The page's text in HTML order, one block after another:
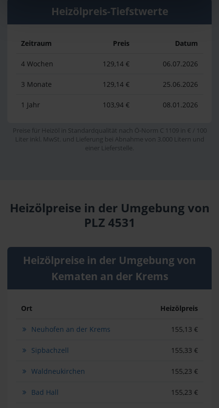
Heizölpreis-Tiefstwerte
Zeitraum Preis Datum
4 Wochen 129,14 € 06.07.2026
3 Monate 129,14 € 25.06.2026
1 Jahr 103,94 € 08.01.2026
Preise für Heizöl in Standardqualität nach Ö-Norm C 1109 in € / 100
Liter inkl. MwSt. und Lieferung bei Abnahme von 3.000 Litern und
einer Lieferstelle.
Heizölpreise in der Umgebung von
PLZ 4531
Heizölpreise in der Umgebung von
Kematen an der Krems
Ort Heizölpreis
Neuhofen an der Krems 155,13 €
Sipbachzell 155,33 €
Waldneukirchen 155,23 €
Bad Hall 155,23 €